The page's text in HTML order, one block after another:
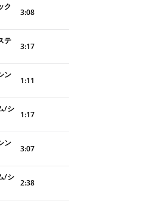
ク
3:08
テ
3:17
ン
1:11
/シ
1:17
ン
3:07
/シ
2:38